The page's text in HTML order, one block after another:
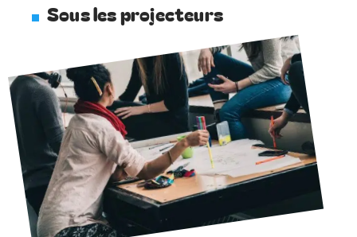
Sous les projecteurs